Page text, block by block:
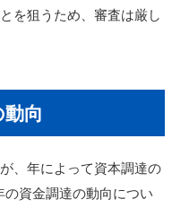
を狙うため、審査は厳し
向
、年によって資本調達の
資金調達の動向につい